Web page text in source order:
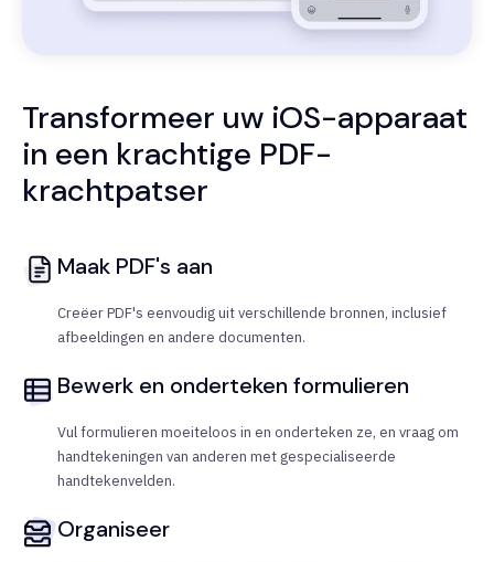
Transformeer uw iOS-apparaat
in een krachtige PDF-
krachtpatser
Maak PDF's aan
Creëer PDF's eenvoudig uit verschillende bronnen, inclusief
afbeeldingen en andere documenten.
Bewerk en onderteken formulieren
Vul formulieren moeiteloos in en onderteken ze, en vraag om
handtekeningen van anderen met gespecialiseerde
handtekenvelden.
Organiseer